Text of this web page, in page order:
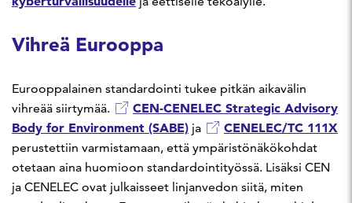
Vihreä Eurooppa
Eurooppalainen standardointi tukee pitkän aikavälin
vihreää siirtymää.
CEN-CENELEC Strategic Advisory
Body for Environment (SABE) ja CENELEC/TC 111X
perustettiin varmistamaan, että ympäristönäkökohdat
otetaan aina huomioon standardointityössä. Lisäksi CEN
ja CENELEC ovat julkaisseet linjanvedon siitä, miten